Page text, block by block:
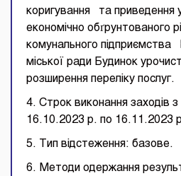
коригування та приведення
економічно обґрунтованого
комунального підприємства
міської ради Будинок
розширення переліку послуг.
4. Строк виконання заходів з
16.10.2023 р. по 16.11.2023
5. Тип відстеження: базове.
6. Методи одержання